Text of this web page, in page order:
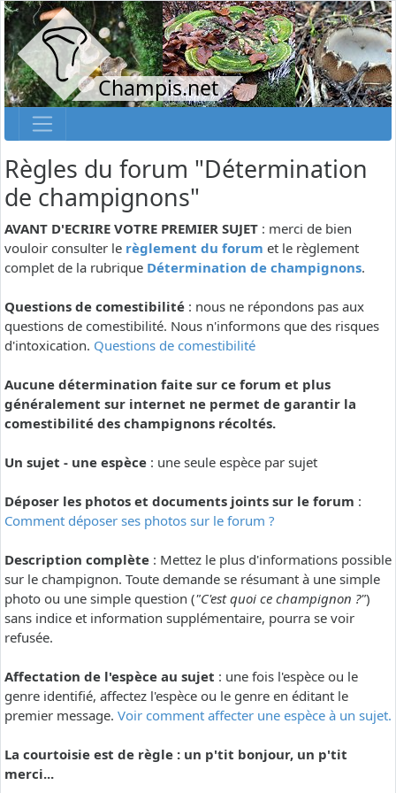
Champis.net
Règles du forum "Détermination
de champignons"
AVANT D'ECRIRE VOTRE PREMIER SUJET : merci de bien
vouloir consulter le règlement du forum et le règlement
complet de la rubrique Détermination de champignons.
Questions de comestibilité : nous ne répondons pas aux
questions de comestibilité. Nous n'informons que des risques
d'intoxication. Questions de comestibilité
Aucune détermination faite sur ce forum et plus
généralement sur internet ne permet de garantir la
comestibilité des champignons récoltés.
Un sujet - une espèce : une seule espèce par sujet
Déposer les photos et documents joints sur le forum :
Comment déposer ses photos sur le forum ?
Description complète : Mettez le plus d'informations possible
sur le champignon. Toute demande se résumant à une simple
photo ou une simple question ("C'est quoi ce champignon ?")
sans indice et information supplémentaire, pourra se voir
refusée.
Affectation de l'espèce au sujet : une fois l'espèce ou le
genre identifié, affectez l'espèce ou le genre en éditant le
premier message. Voir comment affecter une espèce à un sujet.
La courtoisie est de règle : un p'tit bonjour, un p'tit
merci...